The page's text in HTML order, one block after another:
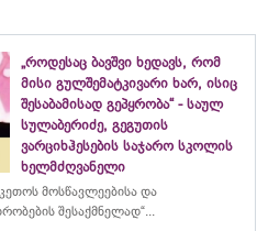
„როდესაც ბავშვი ხედავს, რომ
მისი გულშემატკივარი ხარ, ისიც
შესაბამისად გეპყრობა“ - საულ
სულაბერიძე, გეგუთის
ვარციხჰესების საჯარო სკოლის
ხელმძღვანელი
მოსწავლეებისა და
შესაქმნელად“...